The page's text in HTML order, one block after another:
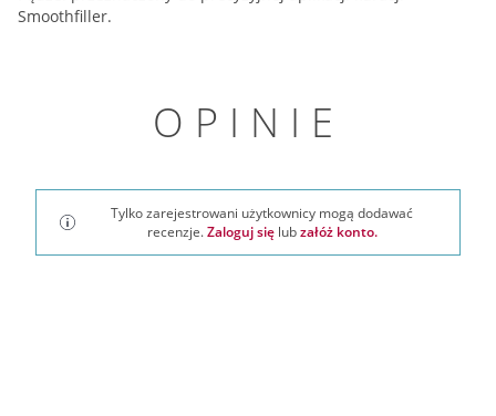
Smoothfiller.
OPINIE
Tylko zarejestrowani użytkownicy mogą dodawać
recenzje.Zaloguj sięlubzałóż konto.